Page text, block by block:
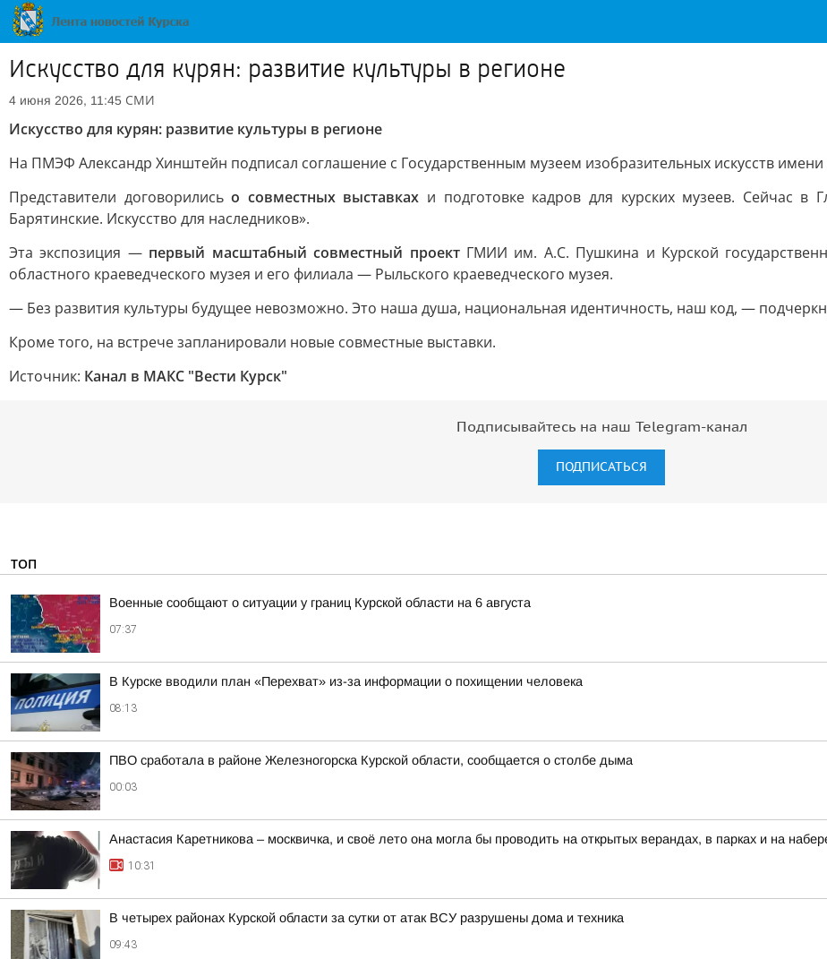
Искусство для курян: развитие культуры в регионе
4 июня 2026, 11:45 СМИ
Искусство для курян: развитие культуры в регионе
На ПМЭФ Александр Хинштейн подписал соглашение с Государственным музеем изобразительных искусств
Представители договорилисьо совместных выставках и подготовке кадров для курских музеев. Сейчас в
Барятинские. Искусство для наследников».
Эта экспозиция — первый масштабный совместный проектГМИИ им. А.С. Пушкина и Курской
областного краеведческого музея и его филиала — Рыльского краеведческого музея.
— Без развития культуры будущее невозможно. Это наша душа, национальная идентичность, наш код, —
Кроме того, на встрече запланировали новые совместные выставки.
Источник: Канал в МАКС "Вести Курск"
Подписывайтесь на наш Telegram-канал
ПОДПИСАТЬСЯ
ТОП
Военные сообщают о ситуации у границ Курской области на 6 августа
07:37
В Курске вводили план «Перехват» из-за информации о похищении человека
08:13
ПВО сработала в районе Железногорска Курской области, сообщается о столбе дыма
00:03
Анастасия Каретникова – москвичка, и своё лето она могла бы проводить на открытых верандах, в парках и на
10:31
В четырех районах Курской области за сутки от атак ВСУ разрушены дома и техника
09:43